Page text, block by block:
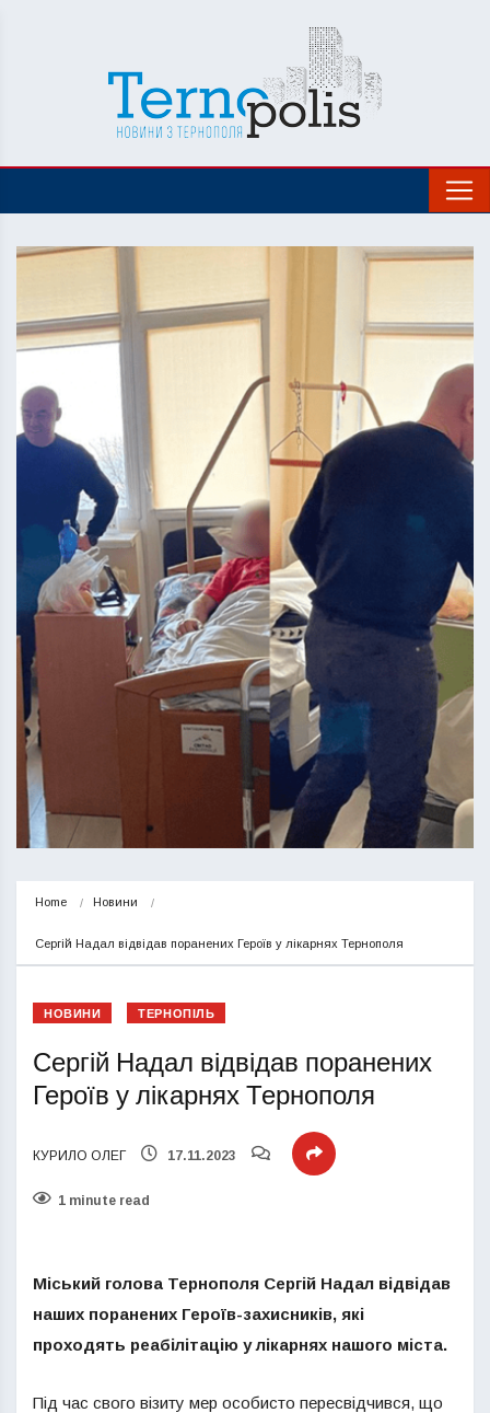
Home Новини
Сергій Надал відвідав поранених Героїв у лікарнях Тернополя
НОВИНИ ТЕРНОПІЛЬ
Сергій Надал відвідав поранених
Героїв у лікарнях Тернополя
КУРИЛО ОЛЕГ 17.11.2023
1 minute read
Міський голова Тернополя Сергій Надал відвідав
наших поранених Героїв-захисників, які
проходять реабілітацію у лікарнях нашого міста.
Під час свого візиту мер особисто пересвідчився, що